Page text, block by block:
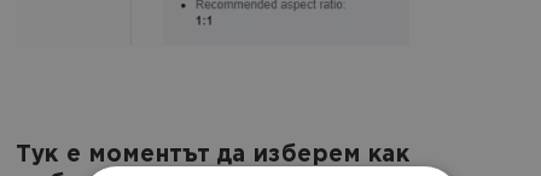
Тук е моментът да изберем как